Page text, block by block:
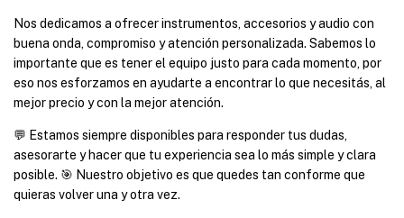
Nos dedicamos a ofrecer instrumentos, accesorios y audio con
buena onda, compromiso y atención personalizada. Sabemos lo
importante que es tener el equipo justo para cada momento, por
eso nos esforzamos en ayudarte a encontrar lo que necesitás, al
mejor precio y con la mejor atención.
💬 Estamos siempre disponibles para responder tus dudas,
asesorarte y hacer que tu experiencia sea lo más simple y clara
posible. 🎯 Nuestro objetivo es que quedes tan conforme que
quieras volver una y otra vez.